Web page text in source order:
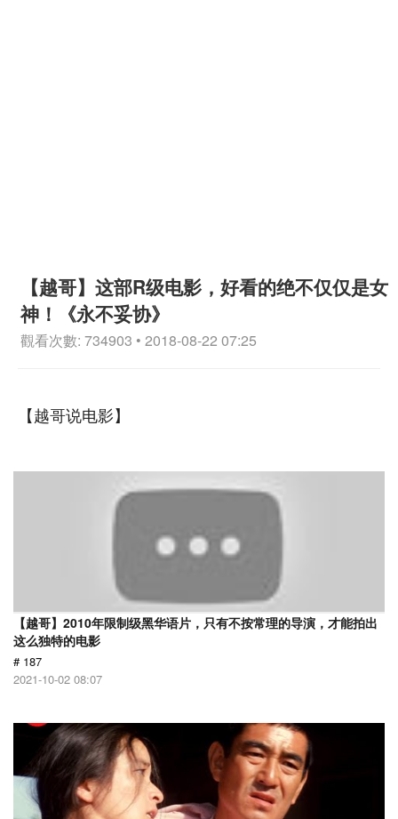
【越哥】这部R级电影，好看的绝不仅仅是女
神！《永不妥协》
觀看次數: 734903 • 2018-08-22 07:25
【越哥说电影】
【越哥】2010年限制级黑华语片，只有不按常理的导演，才能拍出
这么独特的电影
# 187
2021-10-02 08:07